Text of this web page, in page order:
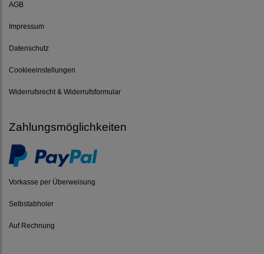
AGB
Impressum
Datenschutz
Cookieeinstellungen
Widerrufsrecht & Widerrufsformular
Zahlungsmöglichkeiten
Vorkasse per Überweisung
Selbstabholer
Auf Rechnung